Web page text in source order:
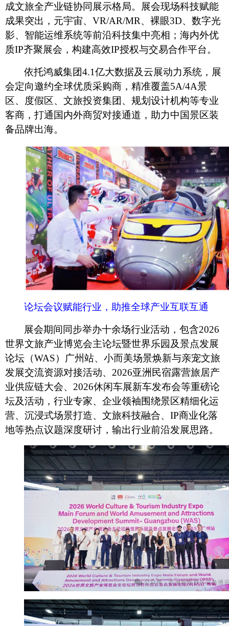
成文旅全产业链协同展示格局。展会现场科技赋能
成果突出，元宇宙、VR/AR/MR、裸眼3D、数字光
影、智能运维系统等前沿科技集中亮相；海内外优
质IP齐聚展会，构建高效IP授权与交易合作平台。
依托鸿威集团4.1亿大数据及云展动力系统，展
会定向邀约全球优质采购商，精准覆盖5A/4A景
区、度假区、文旅投资集团、规划设计机构等专业
客商，打通国内外商贸对接通道，助力中国景区装
备品牌出海。
论坛会议赋能行业，助推全球产业互联互通
展会期间同步举办十余场行业活动，包含2026
世界文旅产业博览会主论坛暨世界乐园及景点发展
论坛（WAS）广州站、小而美场景焕新与亲宠文旅
发展交流资源对接活动、2026亚洲民宿露营旅居产
业供应链大会、2026休闲车展新车发布会等重磅论
坛及活动，行业专家、企业领袖围绕景区精细化运
营、沉浸式场景打造、文旅科技融合、IP商业化落
地等热点议题深度研讨，输出行业前沿发展思路。